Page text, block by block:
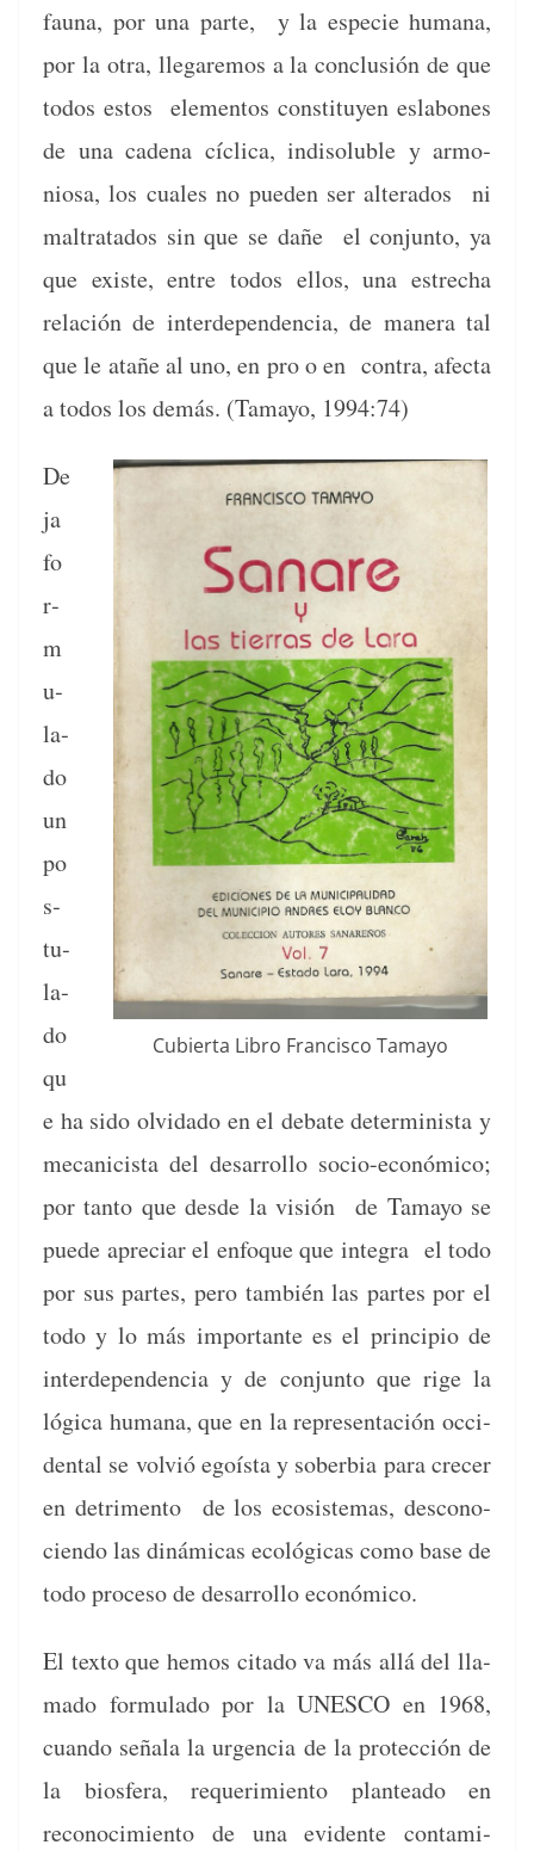
fau­na, por una parte, y la especie humana,
por la otra, lle­gare­mos a la con­clusión de que
todos estos ele­men­tos con­sti­tuyen eslabones
de una cade­na cícli­ca, indis­ol­u­ble y armo­
niosa, los cuales no pueden ser alter­ados ni
mal­trata­dos sin que se dañe el con­jun­to, ya
que existe, entre todos ellos, una estrecha
relación de inter­de­pen­den­cia, de man­era tal
que le atañe al uno, en pro o en con­tra, afec­ta
a todos los demás. (Tamayo, 1994:74)
Cubier­ta Libro Fran­cis­co Tamayo
De
ja
fo
r­
m
u­
la­
do
un
po
s­
tu­
la­
do
qu
e ha sido olvi­da­do en el debate deter­min­ista y
mecanicista del desar­rol­lo socio-económi­co;
por tan­to que des­de la visión de Tamayo se
puede apre­ciar el enfoque que inte­gra el todo
por sus partes, pero tam­bién las partes por el
todo y lo más impor­tante es el prin­ci­pio de
inter­de­pen­den­cia y de con­jun­to que rige la
lóg­i­ca humana, que en la rep­re­sentación occi­
den­tal se volvió egoís­ta y sober­bia para cre­cer
en detri­men­to de los eco­sis­temas, descono­
cien­do las dinámi­cas ecológ­i­cas como base de
todo pro­ce­so de desar­rol­lo económico.
El tex­to que hemos cita­do va más allá del lla­
ma­do for­mu­la­do por la UNESCO en 1968,
cuan­do señala la urgen­cia de la pro­tec­ción de
la bios­fera, requer­im­ien­to plantea­do en
reconocimien­to de una evi­dente con­t­a­m­i­